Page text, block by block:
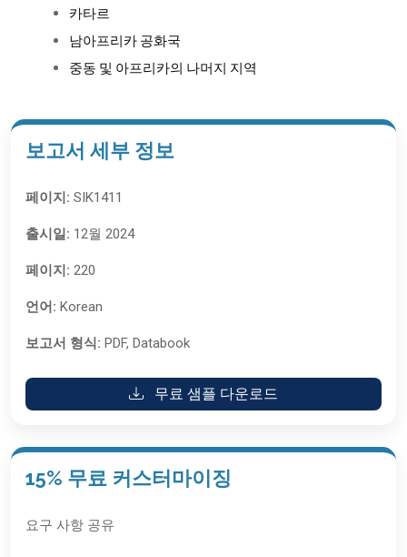
카타르
남아프리카 공화국
중동 및 아프리카의 나머지 지역
보고서 세부 정보
페이지: SIK1411
출시일: 12월 2024
페이지: 220
언어: Korean
보고서 형식: PDF, Databook
무료 샘플 다운로드
15% 무료 커스터마이징
요구 사항 공유